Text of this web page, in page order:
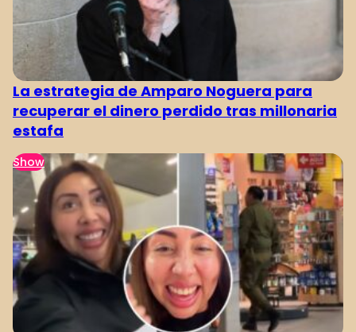
La estrategia de Amparo Noguera para
recuperar el dinero perdido tras millonaria
estafa
Show